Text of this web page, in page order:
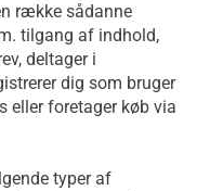
række sådanne
tilgang af indhold,
deltager i
dig som bruger
eller foretager køb via
typer af